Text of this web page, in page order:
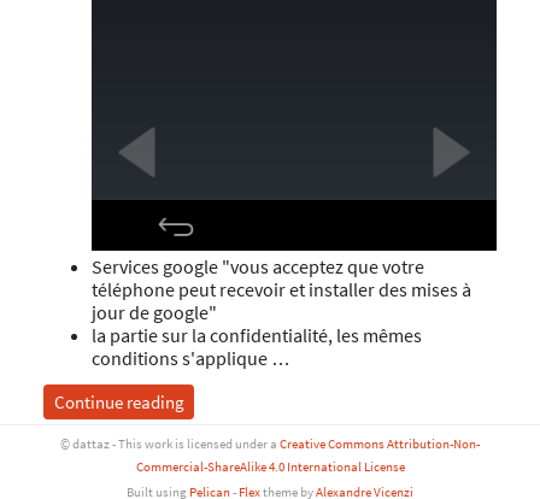
Services google "vous acceptez que votre
téléphone peut recevoir et installer des mises à
jour de google"
la partie sur la confidentialité, les mêmes
conditions s'applique …
Continue reading
© dattaz - This work is licensed under a Creative Commons Attribution-Non-
Commercial-ShareAlike 4.0 International License
Built using Pelican- Flextheme byAlexandre Vicenzi